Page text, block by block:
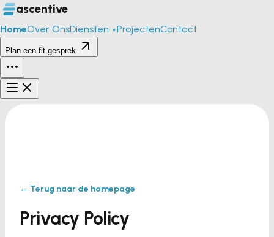
ascentive
HomeOver OnsDiensten ▼ProjectenContact
Plan een fit-gesprek
← Terug naar de homepage
Privacy Policy